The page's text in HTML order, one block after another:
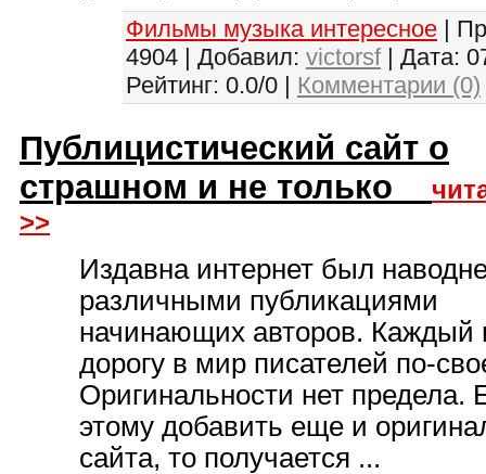
Фильмы музыка интересное |
4904 | Добавил: victorsf | Дата:
Рейтинг: 0.0/0 | Комментарии (0)
Публицистический сайт о
страшном и не только
>>
Издавна интернет был
различными публикациями
начинающих авторов. Каждый
дорогу в мир писателей по-
Оригинальности нет предела.
этому добавить еще и
сайта, то получается ...